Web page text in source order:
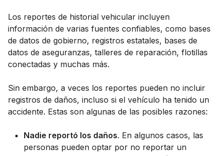
Los reportes de historial vehicular incluyen
información de varias fuentes confiables, como bases
de datos de gobierno, registros estatales, bases de
datos de aseguranzas, talleres de reparación, flotillas
conectadas y muchas más.
Sin embargo, a veces los reportes pueden no incluir
registros de daños, incluso si el vehículo ha tenido un
accidente. Estas son algunas de las posibles razones:
Nadie reportó los daños. En algunos casos, las
personas pueden optar por no reportar un